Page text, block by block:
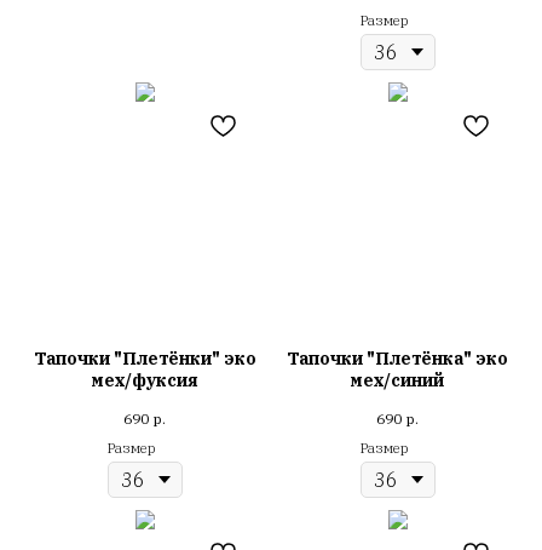
Размер
Тапочки "Плетёнки" эко
мех/фуксия
690 р.
Размер
Тапочки "Плетёнка" эко
мех/синий
690 р.
Размер